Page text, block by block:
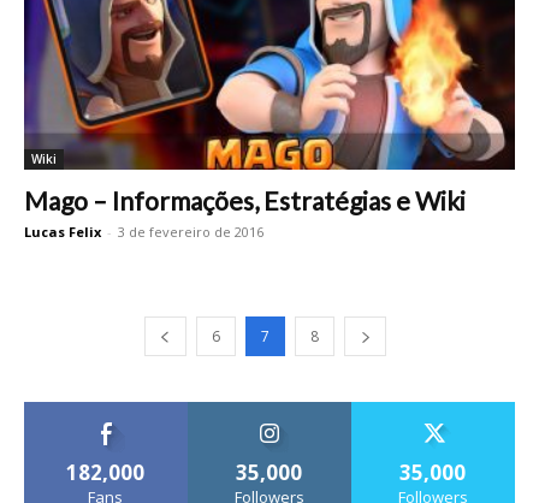
Wiki
Mago – Informações, Estratégias e Wiki
Lucas Felix - 3 de fevereiro de 2016
6 7 8
182,000
Fans
35,000
Followers
35,000
Followers